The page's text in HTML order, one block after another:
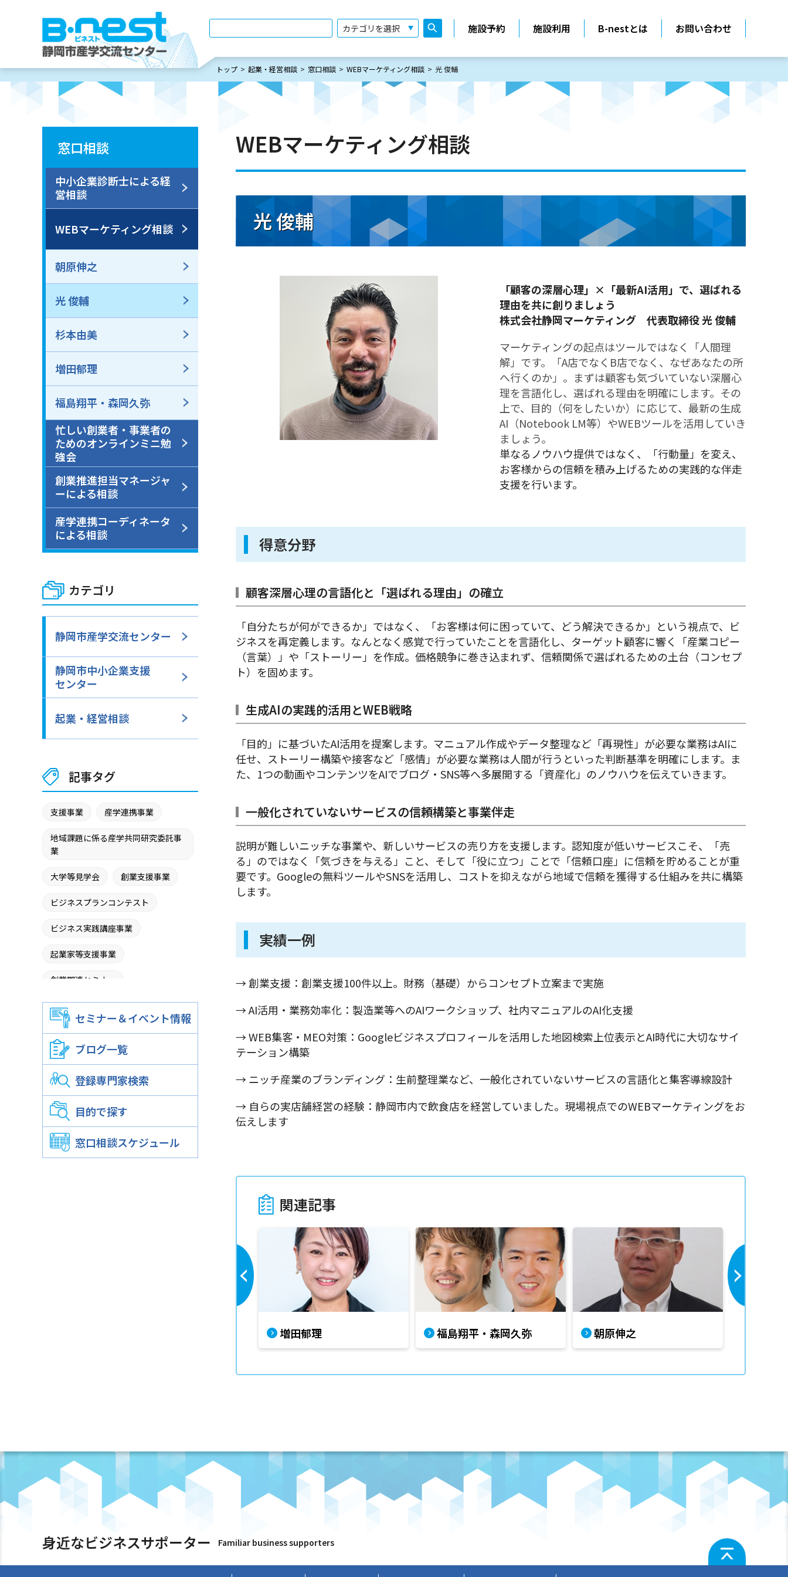
施設予約 施設利用 B-nestとは お問い合わせ
トップ 起業・経営相談 窓口相談 WEBマーケティング相談 光 俊輔
窓口相談
中小企業診断士による経
営相談
WEBマーケティング相談
朝原伸之
光 俊輔
杉本由美
増田郁理
福島翔平・森岡久弥
忙しい創業者・事業者の
ためのオンラインミニ勉
強会
創業推進担当マネージャ
ーによる相談
産学連携コーディネータ
による相談
カテゴリ
静岡市産学交流センター
静岡市中小企業支援
センター
起業・経営相談
記事タグ
支援事業 産学連携事業
地域課題に係る産学共同研究委託事
業
大学等見学会 創業支援事業
ビジネスプランコンテスト
ビジネス実践講座事業
起業家等支援事業
創業関連セミナー
創業者育成室
商品開発プロジェクト
しずおか商品開発プロジェクト
静岡おみやプロジェクト
情報提供事業,ホームページ
広報誌による広報事業
施設提供事業 窓口相談事業
セミナー＆イベント情報
ブログ一覧
登録専門家検索
目的で探す
窓口相談スケジュール
WEBマーケティング相談
光 俊輔
「顧客の深層心理」×「最新AI活用」で、選ばれる
理由を共に創りましょう
株式会社静岡マーケティング　代表取締役 光 俊輔
マーケティングの起点はツールではなく「人間理
解」です。「A店でなくB店でなく、なぜあなたの所
へ行くのか」。まずは顧客も気づいていない深層心
理を言語化し、選ばれる理由を明確にします。その
上で、目的（何をしたいか）に応じて、最新の生成
AI（Notebook LM等）やWEBツールを活用していき
ましょう。
単なるノウハウ提供ではなく、「行動量」を変え、
お客様からの信頼を積み上げるための実践的な伴走
支援を行います。
得意分野
顧客深層心理の言語化と「選ばれる理由」の確立
「自分たちが何ができるか」ではなく、「お客様は何に困っていて、どう解決できるか」という視点で、ビ
ジネスを再定義します。なんとなく感覚で行っていたことを言語化し、ターゲット顧客に響く「産業コピー
（言葉）」や「ストーリー」を作成。価格競争に巻き込まれず、信頼関係で選ばれるための土台（コンセプ
ト）を固めます。
生成AIの実践的活用とWEB戦略
「目的」に基づいたAI活用を提案します。マニュアル作成やデータ整理など「再現性」が必要な業務はAIに
任せ、ストーリー構築や接客など「感情」が必要な業務は人間が行うといった判断基準を明確にします。ま
た、1つの動画やコンテンツをAIでブログ・SNS等へ多展開する「資産化」のノウハウを伝えていきます。
一般化されていないサービスの信頼構築と事業伴走
説明が難しいニッチな事業や、新しいサービスの売り方を支援します。認知度が低いサービスこそ、「売
る」のではなく「気づきを与える」こと、そして「役に立つ」ことで「信頼口座」に信頼を貯めることが重
要です。Googleの無料ツールやSNSを活用し、コストを抑えながら地域で信頼を獲得する仕組みを共に構築
します。
実績一例
→ 創業支援：創業支援100件以上。財務（基礎）からコンセプト立案まで実施
→ AI活用・業務効率化：製造業等へのAIワークショップ、社内マニュアルのAI化支援
→ WEB集客・MEO対策：Googleビジネスプロフィールを活用した地図検索上位表示とAI時代に大切なサイ
テーション構築
→ ニッチ産業のブランディング：生前整理業など、一般化されていないサービスの言語化と集客導線設計
→ 自らの実店舗経営の経験：静岡市内で飲食店を経営していました。現場視点でのWEBマーケティングをお
伝えします
関連記事
増田郁理 福島翔平・森岡久弥 朝原伸之
身近なビジネスサポーター Familiar business supporters